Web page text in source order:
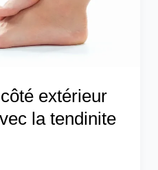
extérieur
la tendinite